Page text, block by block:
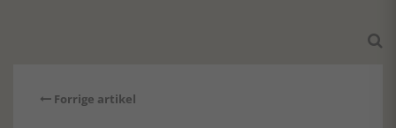

Forrige artikel